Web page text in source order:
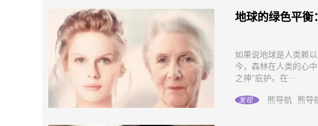
地球的绿色平衡
如果说地球是人类赖
今，森林在人类的心
之神”庇护。在···
发现 熊导航 熊导